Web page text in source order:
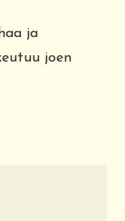
ja
joen